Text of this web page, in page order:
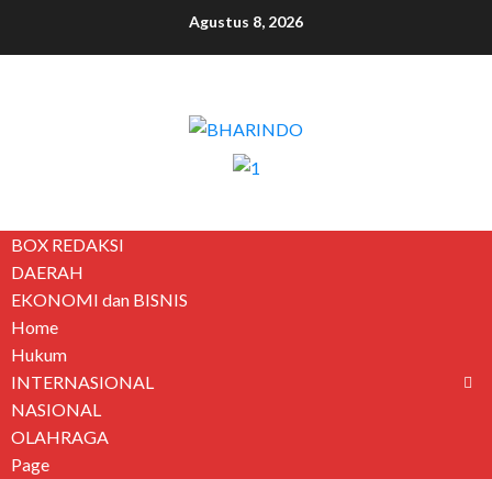
Agustus 8, 2026
BOX REDAKSI
DAERAH
EKONOMI dan BISNIS
Home
Hukum
INTERNASIONAL
NASIONAL
OLAHRAGA
Page